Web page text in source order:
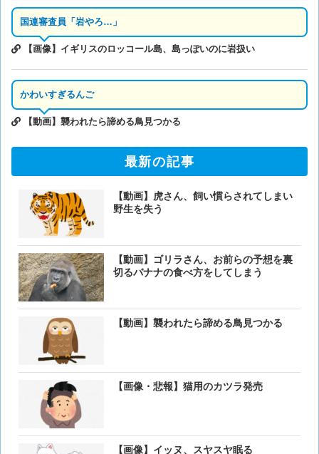
国連審査員「岩やろ…」
【画像】イギリスのロッコール島、島っぽいのに岩扱い
かわいすぎるんご
【動画】襲われたら諦める鳥見つかる
最新の記事
【動画】虎さん、飼い慣らされてしまい
野生を失う
【動画】ゴリラさん、お前らの予想を裏
切るバナナの食べ方をしてしまう
【動画】襲われたら諦める鳥見つかる
【画像・悲報】猫用のカツラ発売
【画像】イッヌ、スヤスヤ眠る